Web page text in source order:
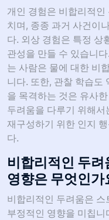
개인 경험은 비합리적
치며, 종종 과거 사건이
다. 외상 경험은 특정 상
관성을 만들 수 있습니
는 사람은 물에 대한 비
니다. 또한, 관찰 학습도
을 목격하는 것은 유사
두려움을 다루기 위해
재구성하기 위한 인지
다.
비합리적인 두
영향은 무엇인가
비합리적인 두려움은
부정적인 영향을 미칩